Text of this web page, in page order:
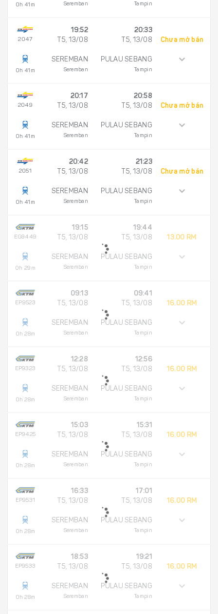
0h 41m Seremban Tampin
2047
0h 41m
19:52
T5, 13/08
SEREMBAN
Seremban
20:33
T5, 13/08
PULAU SEBANG
Tampin
Chưa mở bán
2049
0h 41m
20:17
T5, 13/08
SEREMBAN
Seremban
20:58
T5, 13/08
PULAU SEBANG
Tampin
Chưa mở bán
2051
0h 41m
20:42
T5, 13/08
SEREMBAN
Seremban
21:23
T5, 13/08
PULAU SEBANG
Tampin
Chưa mở bán
EG9449
0h 29m
19:15
T5, 13/08
SEREMBAN
Seremban
19:44
T5, 13/08
PULAU SEBANG
Tampin
13.00 RM
EP9523
0h 28m
09:13
T5, 13/08
SEREMBAN
Seremban
09:41
T5, 13/08
PULAU SEBANG
Tampin
16.00 RM
EP9323
0h 28m
12:28
T5, 13/08
SEREMBAN
Seremban
12:56
T5, 13/08
PULAU SEBANG
Tampin
16.00 RM
EP9425
0h 28m
15:03
T5, 13/08
SEREMBAN
Seremban
15:31
T5, 13/08
PULAU SEBANG
Tampin
16.00 RM
EP9531
0h 28m
16:33
T5, 13/08
SEREMBAN
Seremban
17:01
T5, 13/08
PULAU SEBANG
Tampin
16.00 RM
EP9533
0h 28m
18:53
T5, 13/08
SEREMBAN
Seremban
19:21
T5, 13/08
PULAU SEBANG
Tampin
16.00 RM